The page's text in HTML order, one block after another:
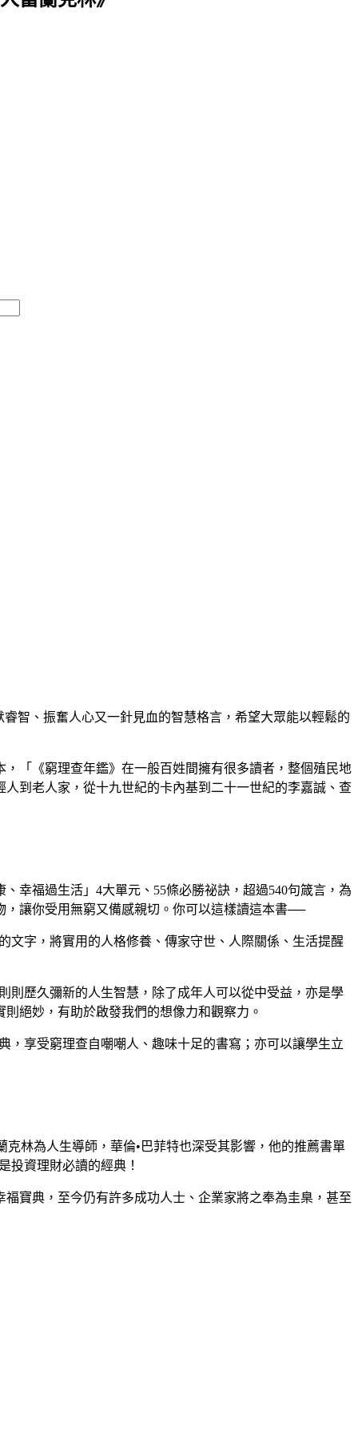
智、振奮人心又一針見血的智慧格言，希望大眾能以輕鬆的
「《窮理查年鑑》在一般百姓間擁有很多讀者，整個殖民地
到老人家，從十九世紀的卡內基到二十一世紀的李嘉誠、查
幸福過生活」4大單元、55條必勝祕訣，超過540句箴言，為
讓你受用無窮又備感親切。你可以這樣讀這本書──
字，將實用的人格修養、傳家守世、人際關係、生活提醒
歷久彌新的人生智慧，除了成年人可以從中受益，亦是學
絕妙，有助於啟發我們的想像力和觀察力。
享受窮理查自嘲嘲人、趣味十足的書寫；亦可以讓學生立
林為人生導師，華倫•巴菲特也深受其影響，他的推薦書單
投資理財必讀的經典！
寶典，至今仍有許多成功人士、企業家將之奉為圭臬，甚至